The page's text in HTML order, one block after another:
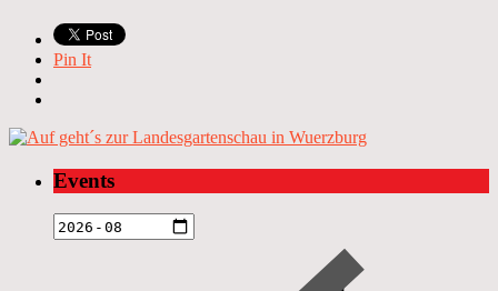
Pin It
Events